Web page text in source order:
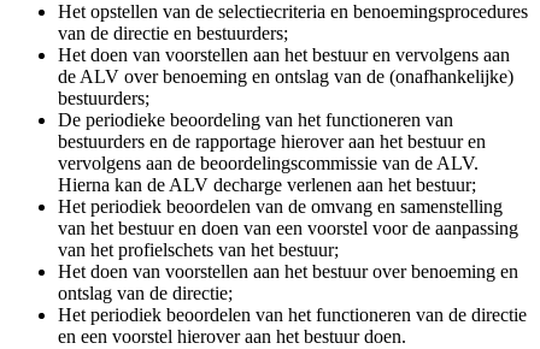
Het opstellen van de selectiecriteria en benoemingsprocedures
van de directie en bestuurders;
Het doen van voorstellen aan het bestuur en vervolgens aan
de ALV over benoeming en ontslag van de (onafhankelijke)
bestuurders;
De periodieke beoordeling van het functioneren van
bestuurders en de rapportage hierover aan het bestuur en
vervolgens aan de beoordelingscommissie van de ALV.
Hierna kan de ALV decharge verlenen aan het bestuur;
Het periodiek beoordelen van de omvang en samenstelling
van het bestuur en doen van een voorstel voor de aanpassing
van het profielschets van het bestuur;
Het doen van voorstellen aan het bestuur over benoeming en
ontslag van de directie;
Het periodiek beoordelen van het functioneren van de directie
en een voorstel hierover aan het bestuur doen.